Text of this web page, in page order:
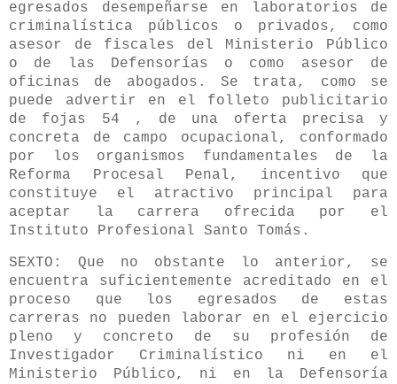
egresados desempeñarse en laboratorios de
criminalística públicos o privados, como
asesor de fiscales del Ministerio Público
o de las Defensorías o como asesor de
oficinas de abogados. Se trata, como se
puede advertir en el folleto publicitario
de fojas 54 , de una oferta precisa y
concreta de campo ocupacional, conformado
por los organismos fundamentales de la
Reforma Procesal Penal, incentivo que
constituye el atractivo principal para
aceptar la carrera ofrecida por el
Instituto Profesional Santo Tomás.
SEXTO: Que no obstante lo anterior, se
encuentra suficientemente acreditado en el
proceso que los egresados de estas
carreras no pueden laborar en el ejercicio
pleno y concreto de su profesión de
Investigador Criminalístico ni en el
Ministerio Público, ni en la Defensoría